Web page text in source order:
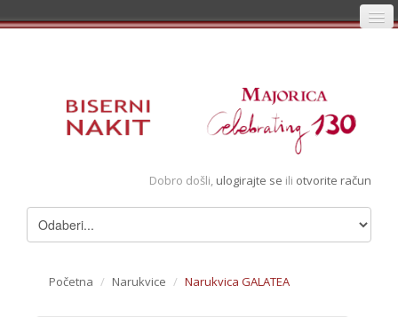
Registracija
Pregledani artikli
Dobro došli, ulogirajte se ili otvorite račun
Početna / Narukvice / Narukvica GALATEA